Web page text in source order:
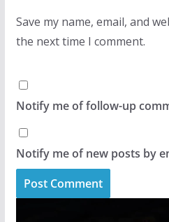
Save my name, email, and
the next time I comment.
Notify me of follow-up
Notify me of new posts by